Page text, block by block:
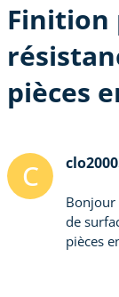
Finition
pièces
C clo2000
Bonjour
de
pièces